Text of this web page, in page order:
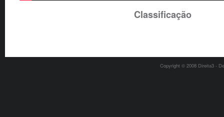
Classificação
Copyright © 2008 Direita3 -